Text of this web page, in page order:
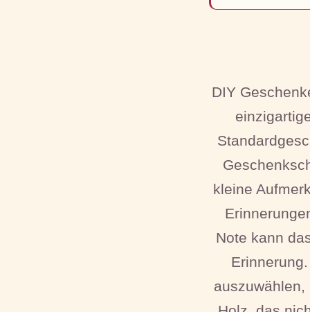
DIY
kleine
Note kann